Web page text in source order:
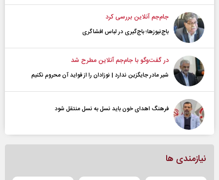
جام‌جم آنلاین بررسی کرد
باج‌نیوزها؛ باج‌گیری در لباس افشاگری
در گفت‌و‌گو با جام‌جم آنلاین مطرح شد
شیر مادر جایگزین ندارد | نوزادان را از فواید آن محروم نکنیم
فرهنگ اهدای خون باید نسل به نسل منتقل شود
نیازمندی ها